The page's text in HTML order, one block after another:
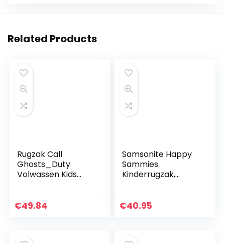
Related Products
Rugzak Call
Ghosts_Duty
Volwassen Kids
Lunch Tas en
€49.84
Samsonite Happy
Sammies
Kinderrugzak,
93444
€40.95